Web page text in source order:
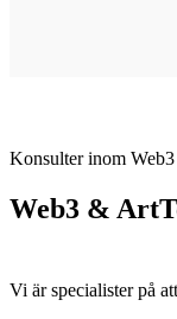
Konsulter inom
Web3 &
Vi är specialister på